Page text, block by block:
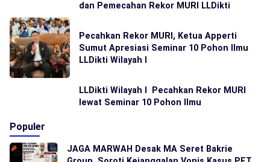
dan Pemecahan Rekor MURI LLDikti
Pecahkan Rekor MURI, Ketua Apperti
Sumut Apresiasi Seminar 10 Pohon Ilmu
LLDikti Wilayah I
LLDikti Wilayah I Pecahkan Rekor MURI
lewat Seminar 10 Pohon Ilmu
Populer
JAGA MARWAH Desak MA Seret Bakrie